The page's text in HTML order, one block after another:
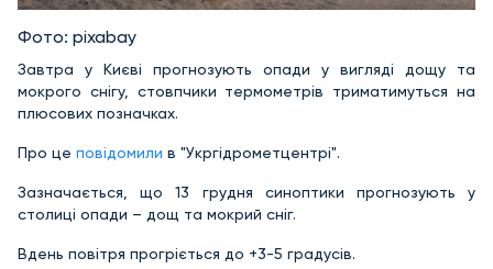
Фото: pixabay
Завтра у Києві прогнозують опади у вигляді дощу та
мокрого снігу, стовпчики термометрів триматимуться на
плюсових позначках.
Про це повідомили в "Укргідрометцентрі".
Зазначається, що 13 грудня синоптики прогнозують у
столиці опади – дощ та мокрий сніг.
Вдень повітря прогріється до +3-5 градусів.